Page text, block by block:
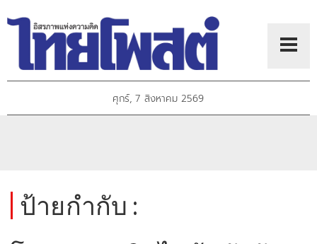
ศุกร์, 7 สิงหาคม 2569
ป้ายกำกับ :